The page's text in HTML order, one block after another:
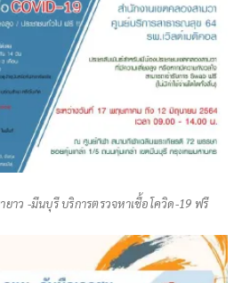
าว -มีนบุรี บริการตรวจหาเชื้อโควิด-19 ฟรี